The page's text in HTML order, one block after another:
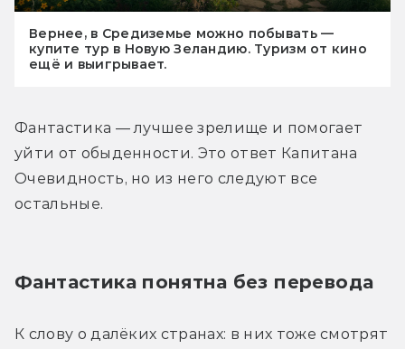
Вернее, в Средиземье можно побывать —
купите тур в Новую Зеландию. Туризм от кино
ещё и выигрывает.
Фантастика — лучшее зрелище и помогает
уйти от обыденности. Это ответ Капитана
Очевидность, но из него следуют все
остальные.
Фантастика понятна без перевода
К слову о далёких странах: в них тоже смотрят